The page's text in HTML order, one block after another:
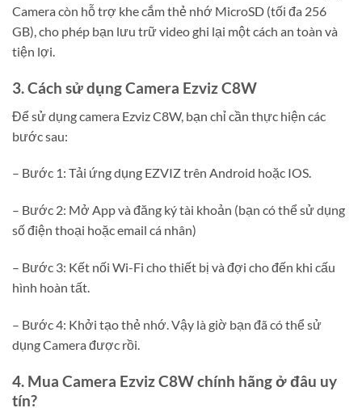
Camera còn hỗ trợ khe cắm thẻ nhớ MicroSD (tối đa 256
GB), cho phép bạn lưu trữ video ghi lại một cách an toàn và
tiện lợi.
3. Cách sử dụng Camera Ezviz C8W
Để sử dụng camera Ezviz C8W, bạn chỉ cần thực hiện các
bước sau:
– Bước 1: Tải ứng dụng EZVIZ trên Android hoặc IOS.
– Bước 2: Mở App và đăng ký tài khoản (bạn có thể sử dụng
số điện thoại hoặc email cá nhân)
– Bước 3: Kết nối Wi-Fi cho thiết bị và đợi cho đến khi cấu
hình hoàn tất.
– Bước 4: Khởi tạo thẻ nhớ. Vậy là giờ bạn đã có thể sử
dụng Camera được rồi.
4. Mua Camera Ezviz C8W chính hãng ở đâu uy
tín?